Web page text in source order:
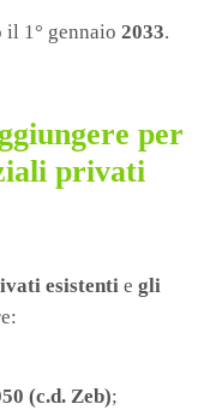
il 1° gennaio 2033.
per
privati
esistenti e gli
(c.d. Zeb);